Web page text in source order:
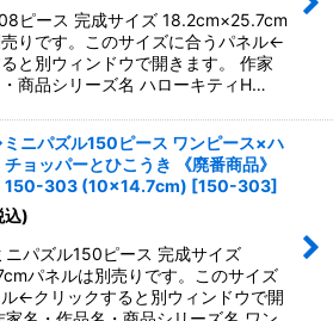
ピース 完成サイズ 18.2cm×25.7cm
りです。このサイズに合うパネル←
と別ウィンドウで開きます。 作家
商品シリーズ名 ハローキティH…
ニパズル150ピース ワンピース×ハ
チョッパーとひこうき 《廃番商品》
150-303 (10×14.7cm) [150-303]
込)
ニパズル150ピース 完成サイズ
パネルは別売りです。このサイズ
←クリックすると別ウィンドウで開